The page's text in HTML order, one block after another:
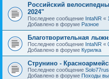
Российский
2024"
Последнее сообщение IntaNR «
Добавлено в форуме Разное
Благотворительная
Последнее сообщение IntaNR «
Добавлено в форуме Курилка
Струнино -
Последнее сообщение Solo77rus
Добавлено в форуме Походы